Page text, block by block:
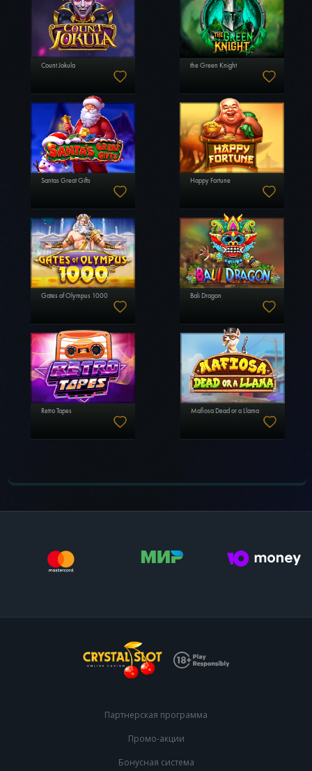
Count Jokula the Green Knight
Santas Great Gifts Happy Fortune
Gates of Olympus 1000 Bali Dragon
Retro Tapes Mafiosa Dead or a Llama
Партнерская программа
Промо-акции
Бонусная система